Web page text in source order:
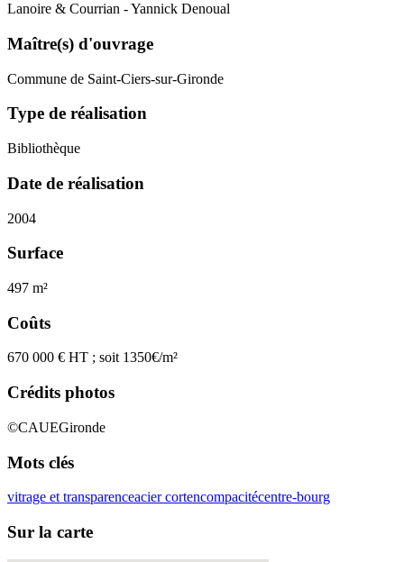
Lanoire & Courrian - Yannick Denoual
Maître(s) d'ouvrage
Commune de Saint-Ciers-sur-Gironde
Type de réalisation
Bibliothèque
Date de réalisation
2004
Surface
497 m²
Coûts
670 000 € HT ; soit 1350€/m²
Crédits photos
©CAUEGironde
Mots clés
vitrage et transparenceacier cortencompacitécentre-bourg
Sur la carte